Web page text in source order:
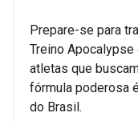
Prepare-se para
Treino Apocalypse
atletas que
fórmula poderosa
do Brasil.